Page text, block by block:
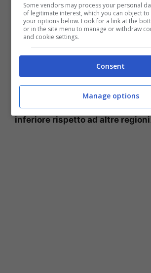
La materia è controversa,
dati allarmanti sulla diffusione
tumorali in Campania, trovare
correlazione è difficile. Per l’
oltre ai fattori
l’obesità e la tendenza al fumo.
certo è chein Campania
inferiore rispetto ad altre regioni.
Some vendors may process your personal
of legitimate interest, which you can object
your options below. Look for a link at the
or in the site menu to manage or withdraw
and cookie settings.
Consent
Manage options